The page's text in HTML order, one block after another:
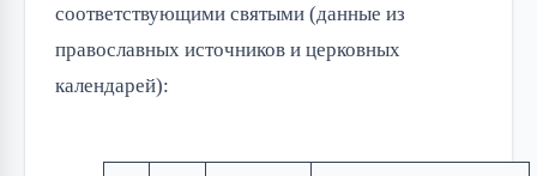
соответствующими святыми (данные из
православных источников и церковных
календарей):